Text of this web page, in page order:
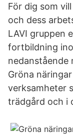
För dig som
och dess
LAVI gruppen
fortbildning
nedanstående
Gröna
verksamheter
trädgård och i